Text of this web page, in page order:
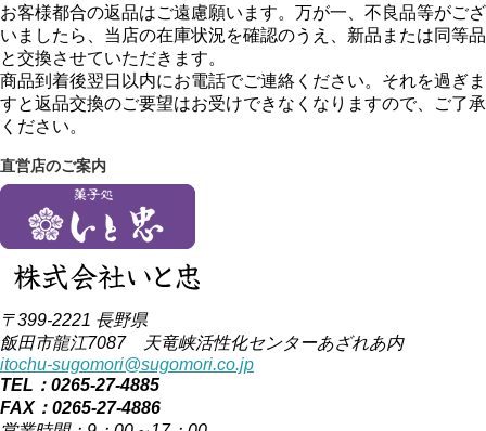
お客様都合の返品はご遠慮願います。万が一、不良品等がござ
いましたら、当店の在庫状況を確認のうえ、新品または同等品
と交換させていただきます。
商品到着後翌日以内にお電話でご連絡ください。それを過ぎま
すと返品交換のご要望はお受けできなくなりますので、ご了承
ください。
直営店のご案内
〒399-2221 長野県
飯田市龍江7087 天竜峡活性化センターあざれあ内
itochu-sugomori@sugomori.co.jp
TEL：0265-27-4885
FAX：0265-27-4886